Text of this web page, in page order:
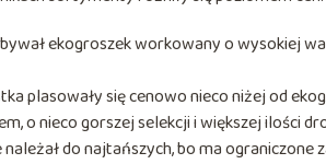
ekogroszek workowany o wysokiej
plasowały się cenowo nieco niżej od
o nieco gorszej selekcji i większej ilości
należał do najtańszych, bo ma